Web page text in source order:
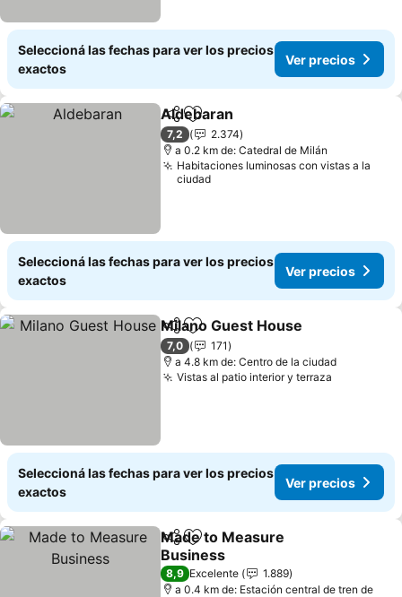
Seleccioná las fechas para ver los precios
exactos
Ver precios
CompartirAñadir a favoritos
Aldebaran
7,2
2.374
a 0.2 km de: Catedral de Milán
Habitaciones luminosas con vistas a la
ciudad
Seleccioná las fechas para ver los precios
exactos
Ver precios
CompartirAñadir a favoritos
Milano Guest House
7,0
171
a 4.8 km de: Centro de la ciudad
Vistas al patio interior y terraza
Seleccioná las fechas para ver los precios
exactos
Ver precios
CompartirAñadir a favoritos
Made to Measure
Business
8,9 Excelente
1.889
a 0.4 km de: Estación central de tren de